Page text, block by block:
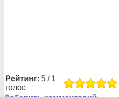
Рейтинг: 5 / 1
голос